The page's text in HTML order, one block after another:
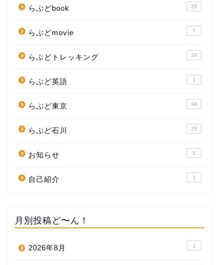
らぶどbook 28
らぶどmovie 7
らぶどトレッキング 34
らぶど英語 1
らぶど東京 94
らぶど石川 29
お知らせ 5
自己紹介 1
月別投稿ど〜ん！
2026年8月 1